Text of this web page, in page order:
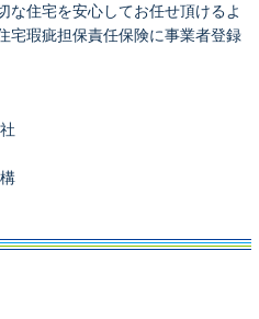
な住宅を安心してお任せ頂けるよ
宅瑕疵担保責任保険に事業者登録